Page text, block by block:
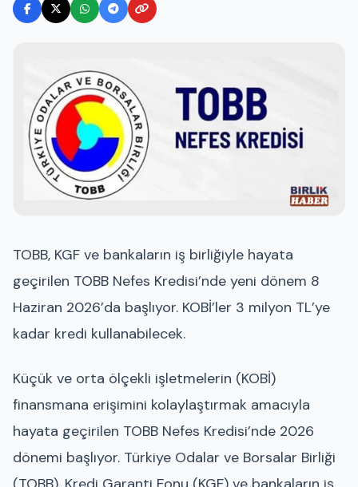
TOBB, KGF ve bankaların iş birliğiyle hayata
geçirilen TOBB Nefes Kredisi’nde yeni dönem 8
Haziran 2026’da başlıyor. KOBİ’ler 3 milyon TL’ye
kadar kredi kullanabilecek.
Küçük ve orta ölçekli işletmelerin (KOBİ)
finansmana erişimini kolaylaştırmak amacıyla
hayata geçirilen TOBB Nefes Kredisi’nde 2026
dönemi başlıyor. Türkiye Odalar ve Borsalar Birliği